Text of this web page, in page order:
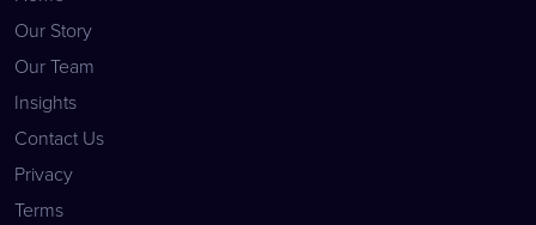
Our Story
Our Team
Insights
Contact Us
Privacy
Terms